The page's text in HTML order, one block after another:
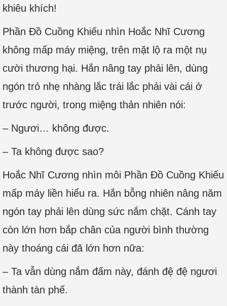
khiêu khích!
Phần Đồ Cuồng Khiếu nhìn Hoắc Nhĩ Cương
không mấp máy miệng, trên mặt lộ ra một nụ
cười thương hại. Hắn nâng tay phải lên, dùng
ngón trỏ nhẹ nhàng lắc trái lắc phải vài cái ở
trước người, trong miệng thản nhiên nói:
– Ngươi… không được.
– Ta không được sao?
Hoắc Nhĩ Cương nhìn môi Phần Đồ Cuồng Khiếu
mấp máy liền hiểu ra. Hắn bỗng nhiên nâng năm
ngón tay phải lên dùng sức nắm chặt. Cánh tay
còn lớn hơn bắp chân của người bình thường
này thoáng cái đã lớn hơn nữa:
– Ta vẫn dùng nắm đấm này, đánh đệ đệ ngươi
thành tàn phế.